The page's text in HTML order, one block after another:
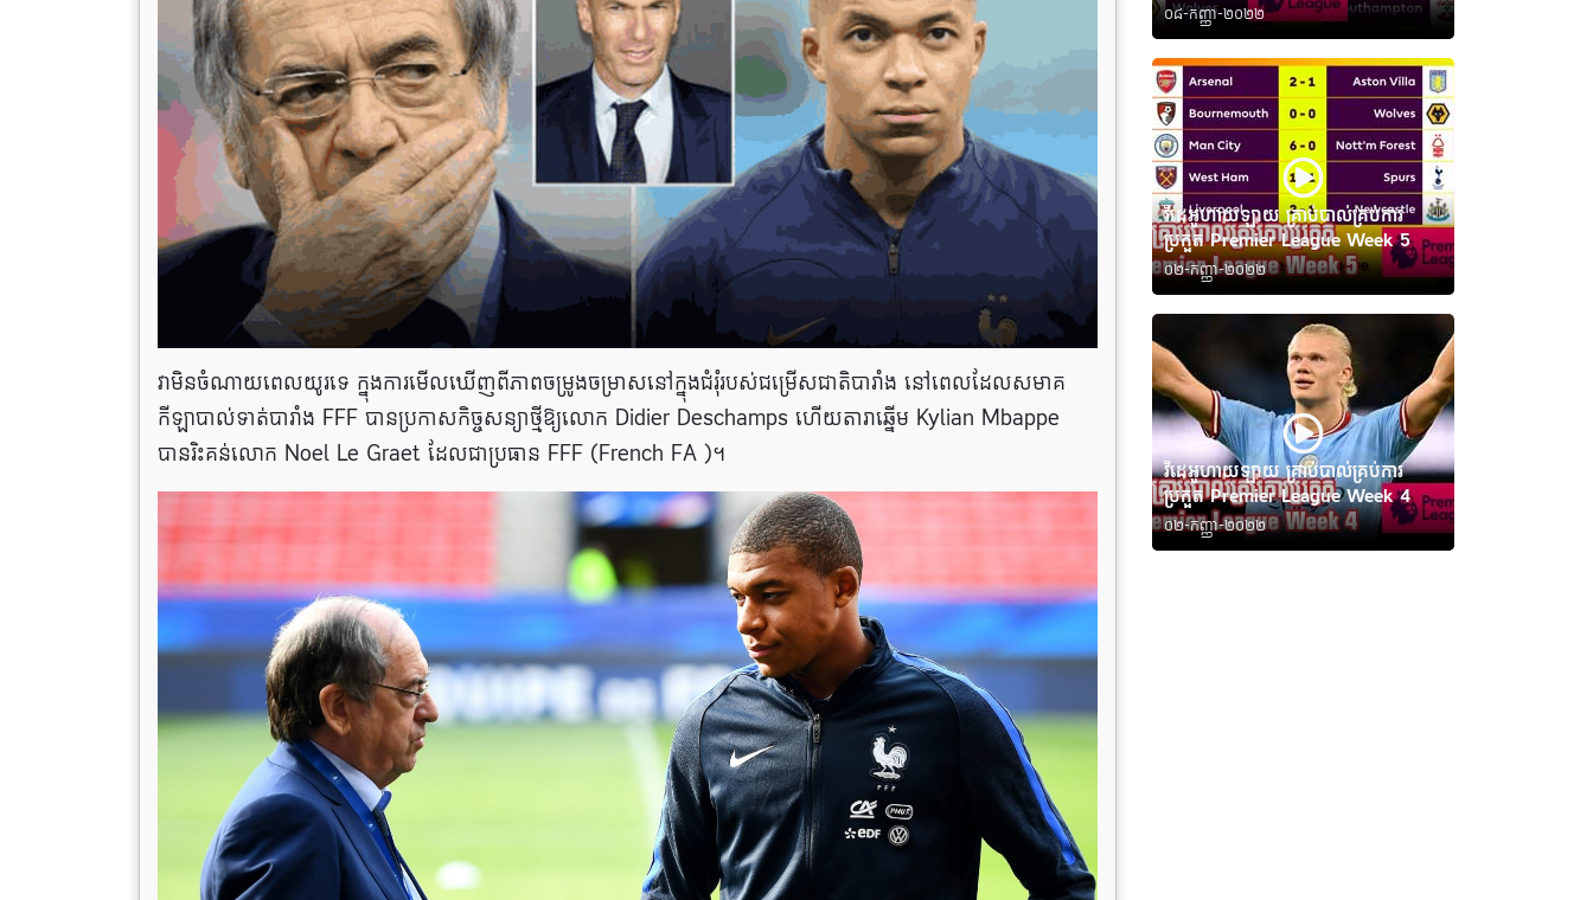
វាមិនចំណាយពេលយូរទេ ក្នុងការមើលឃើញពីភាពចម្រូងចម្រាសនៅក្នុងជំរុំរបស់ជម្រើសជាតិបារាំង នៅពេលដែលសមាគ
កីឡាបាល់ទាត់បារាំង FFF បានប្រកាសកិច្ចសន្យាថ្មីឱ្យលោក Didier Deschamps ហើយតារាឆ្នើម Kylian Mbappe
បាន​រិះគន់​លោក Noel Le Graet ដែលជាប្រធាន FFF (French FA )។
០៨-កញ្ញា-២០២២
វីដេអូហាយឡាយ គ្រាប់បាល់គ្រប់ការ
ប្រកួត Premier League Week 5
០២-កញ្ញា-២០២២
វីដេអូហាយឡាយ គ្រាប់បាល់គ្រប់ការ
ប្រកួត Premier League Week 4
០២-កញ្ញា-២០២២